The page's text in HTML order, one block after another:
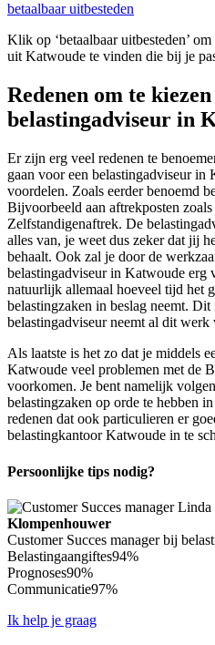
betaalbaar uitbesteden
Klik op ‘betaalbaar uitbesteden’
uit Katwoude te vinden die bij je
Redenen om te
belastingadviseur in
Er zijn erg veel redenen te
gaan voor een belastingadviseur in
voordelen. Zoals eerder benoemd
Bijvoorbeeld aan aftrekposten
Zelfstandigenaftrek. De
alles van, je weet dus zeker dat jij
behaalt. Ook zal je door de
belastingadviseur in Katwoude erg
natuurlijk allemaal hoeveel tijd het
belastingzaken in beslag neemt.
belastingadviseur neemt al dit werk
Als laatste is het zo dat je middels
Katwoude veel problemen met de
voorkomen. Je bent namelijk
belastingzaken op orde te hebben
redenen dat ook particulieren er
belastingkantoor Katwoude in te
Persoonlijke tips nodig?
Klompenhouwer
Customer Succes manager bij
Belastingaangiftes94%
Prognoses90%
Communicatie97%
Ik help je graag